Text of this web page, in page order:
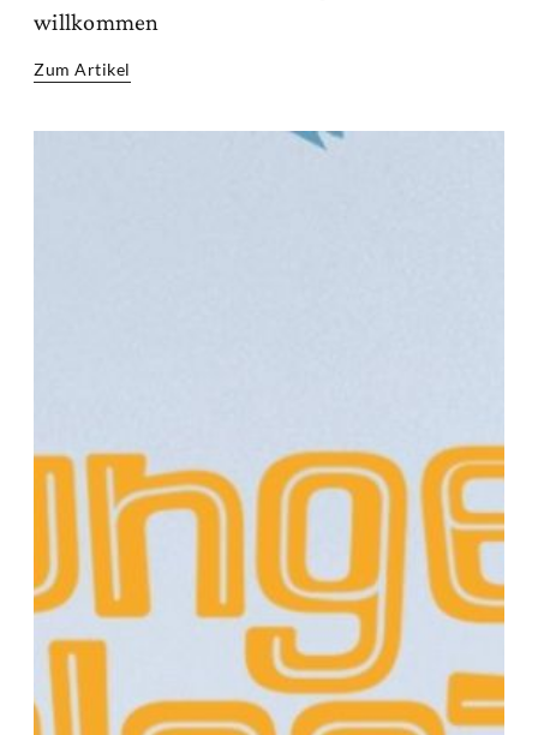
willkommen
Zum Artikel